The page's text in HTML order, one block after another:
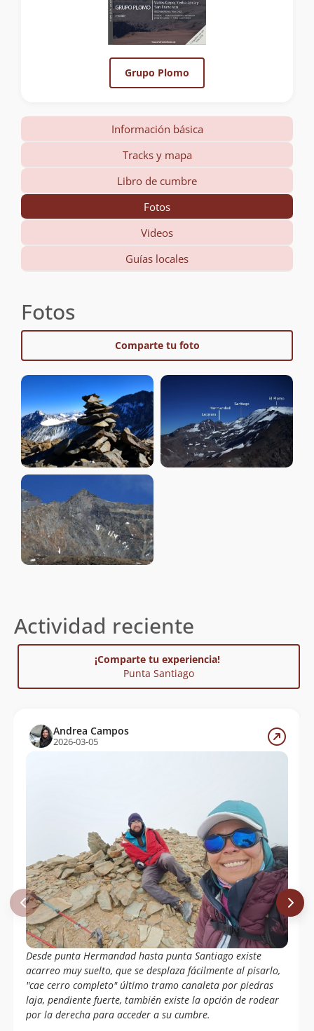
Grupo Plomo
Información básica
Tracks y mapa
Libro de cumbre
Fotos
Videos
Guías locales
Fotos
Comparte tu foto
Actividad reciente
¡Comparte tu experiencia!
Punta Santiago
Andrea Campos
2026-03-05
Desde punta Hermandad hasta punta Santiago existe
acarreo muy suelto, que se desplaza fácilmente al pisarlo,
"cae cerro completo" último tramo canaleta por piedras
laja, pendiente fuerte, también existe la opción de rodear
por la derecha para acceder a su cumbre.